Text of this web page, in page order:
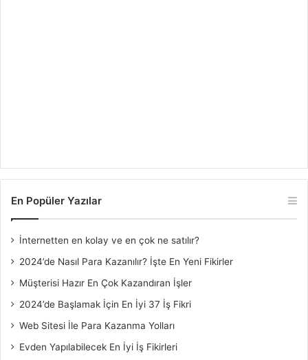
En Popüler Yazılar
İnternetten en kolay ve en çok ne satılır?
2024’de Nasıl Para Kazanılır? İşte En Yeni Fikirler
Müşterisi Hazır En Çok Kazandıran İşler
2024’de Başlamak İçin En İyi 37 İş Fikri
Web Sitesi İle Para Kazanma Yolları
Evden Yapılabilecek En İyi İş Fikirleri